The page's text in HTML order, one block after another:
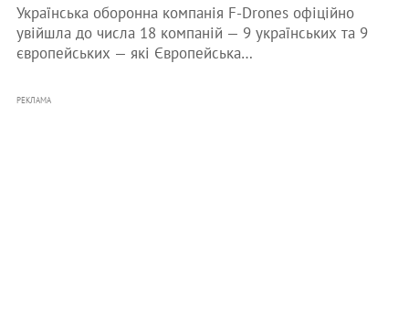
Українська оборонна компанія F-Drones офіційно
увійшла до числа 18 компаній — 9 українських та 9
європейських — які Європейська…
РЕКЛАМА